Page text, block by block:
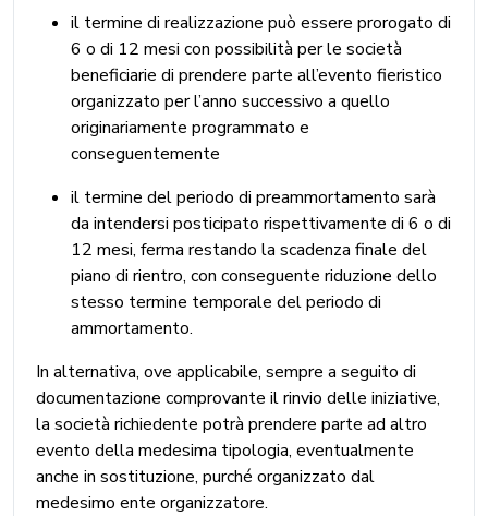
il termine di realizzazione può essere prorogato di
6 o di 12 mesi con possibilità per le società
beneficiarie di prendere parte all’evento fieristico
organizzato per l’anno successivo a quello
originariamente programmato e
conseguentemente
il termine del periodo di preammortamento sarà
da intendersi posticipato rispettivamente di 6 o di
12 mesi, ferma restando la scadenza finale del
piano di rientro, con conseguente riduzione dello
stesso termine temporale del periodo di
ammortamento.
In alternativa, ove applicabile, sempre a seguito di
documentazione comprovante il rinvio delle iniziative,
la società richiedente potrà prendere parte ad altro
evento della medesima tipologia, eventualmente
anche in sostituzione, purché organizzato dal
medesimo ente organizzatore.